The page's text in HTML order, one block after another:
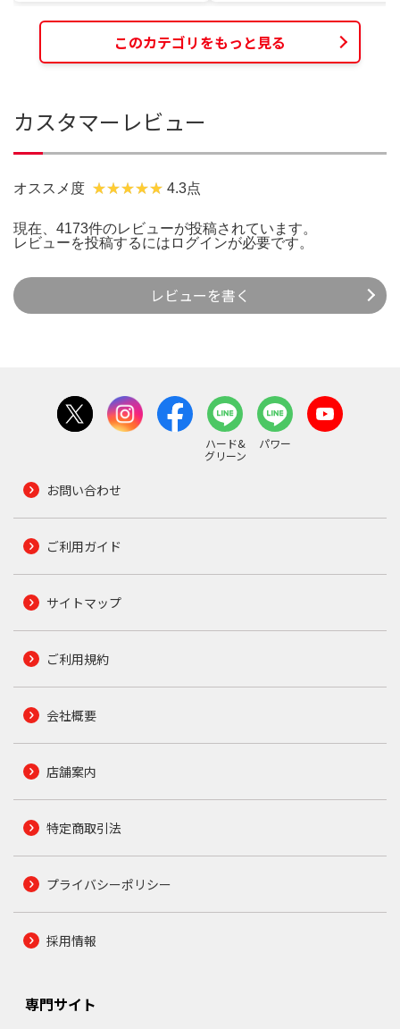
このカテゴリをもっと見る
カスタマーレビュー
オススメ度 4.3点
現在、4173件のレビューが投稿されています。
レビューを投稿するには ログインが必要です。
レビューを書く
ハード&
グリーン
パワー
お問い合わせ
ご利用ガイド
サイトマップ
ご利用規約
会社概要
店舗案内
特定商取引法
プライバシーポリシー
採用情報
専門サイト